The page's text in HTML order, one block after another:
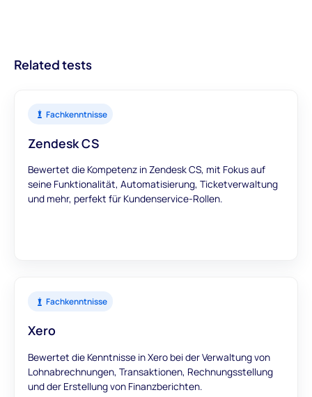
Einstellungsentscheidungen zu unterstützen.
Related tests
Fachkenntnisse
Zendesk CS
Bewertet die Kompetenz in Zendesk CS, mit Fokus auf
seine Funktionalität, Automatisierung, Ticketverwaltung
und mehr, perfekt für Kundenservice-Rollen.
Fachkenntnisse
Xero
Bewertet die Kenntnisse in Xero bei der Verwaltung von
Lohnabrechnungen, Transaktionen, Rechnungsstellung
und der Erstellung von Finanzberichten.